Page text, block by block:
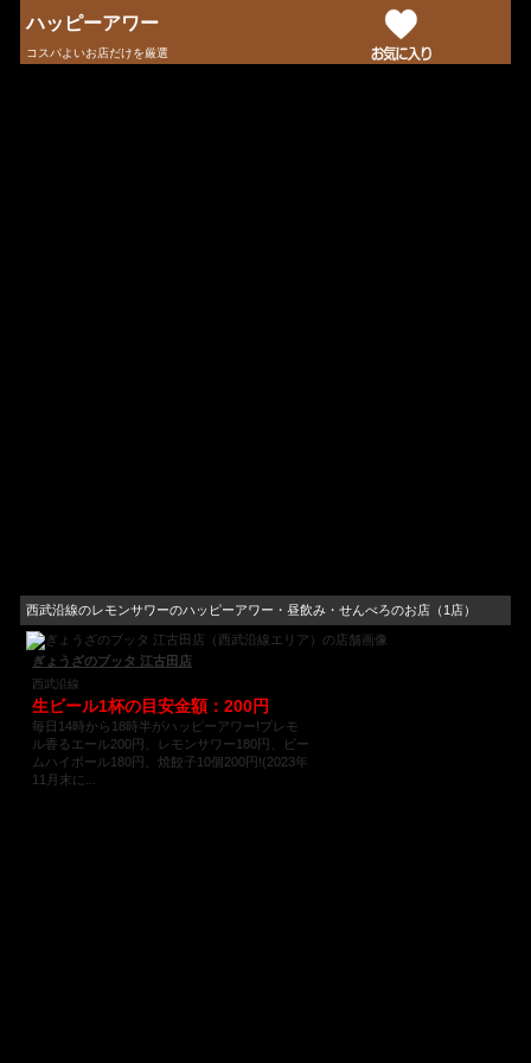
ハッピーアワー
コスパよいお店だけを厳選
西武沿線のレモンサワーのハッピーアワー・昼飲み・せんべろのお店（1店）
ぎょうざのブッタ 江古田店
西武沿線
生ビール1杯の目安金額：200円
毎日14時から18時半がハッピーアワー!プレモ
ル香るエール200円、レモンサワー180円、ビー
ムハイボール180円、焼餃子10個200円!(2023年
11月末に...